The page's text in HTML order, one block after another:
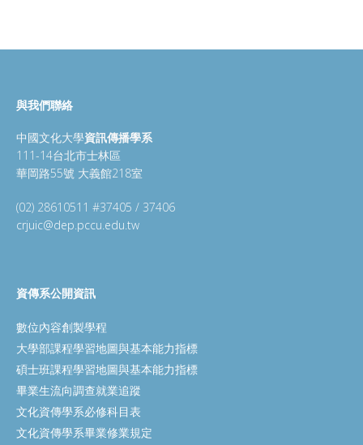
與我們聯絡
中國文化大學資訊傳播學系
111-14台北市士林區
華岡路55號 大義館218室
(02) 28610511 #37405 / 37406
crjuic@dep.pccu.edu.tw
資傳系公開資訊
數位內容創製學程
大學部課程學習地圖與基本能力指標
碩士班課程學習地圖與基本能力指標
畢業生流向調查就業追蹤
文化資傳學系必修科目表
文化資傳學系畢業修業規定